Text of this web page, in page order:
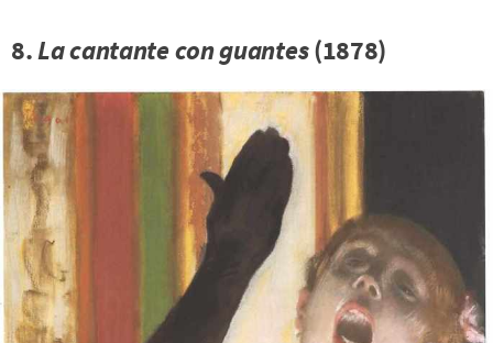
8.La cantante con guantes(1878)